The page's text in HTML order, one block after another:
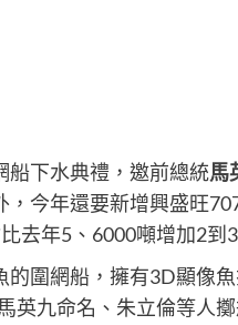
船下水典禮，邀前總統馬
今年還要新增興盛旺
去年5、6000噸增加2到3
圍網船，擁有3D顯像
英九命名、朱立倫等人